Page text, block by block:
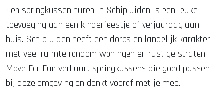
Een springkussen huren in Schipluiden is een leuke
toevoeging aan een kinderfeestje of verjaardag aan
huis. Schipluiden heeft een dorps en landelijk karakter,
met veel ruimte rondom woningen en rustige straten.
Move For Fun verhuurt springkussens die goed passen
bij deze omgeving en denkt vooraf met je mee.